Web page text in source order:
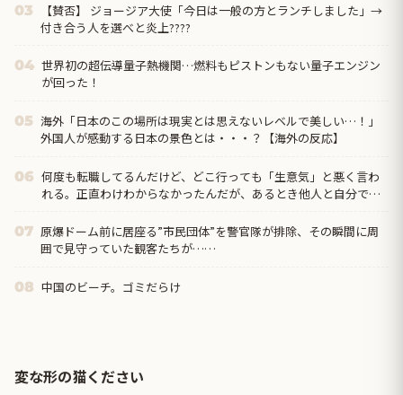
03
【賛否】 ジョージア大使「今日は一般の方とランチしました」→
付き合う人を選べと炎上????
04 世界初の超伝導量子熱機関…燃料もピストンもない量子エンジン
が回った！
05 海外「日本のこの場所は現実とは思えないレベルで美しい…！」
外国人が感動する日本の景色とは・・・？【海外の反応】
06 何度も転職してるんだけど、どこ行っても「生意気」と悪く言わ
れる。正直わけわからなかったんだが、あるとき他人と自分では
07 原爆ドーム前に居座る”市民団体”を警官隊が排除、その瞬間に周
囲で見守っていた観客たちが……
08 中国のビーチ。ゴミだらけ
変な形の猫ください